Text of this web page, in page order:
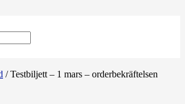
/ Testbiljett – 1 mars – orderbekräftelsen